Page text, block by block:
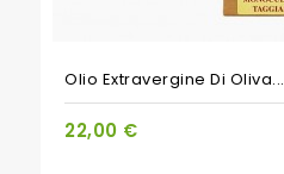
Olio Extravergine Di Oliva...
22,00 €